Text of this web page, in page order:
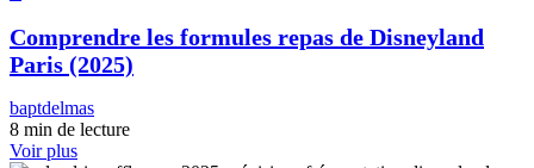
Comprendre les formules repas de Disneyland
Paris (2025)
baptdelmas
8 min de lecture
Voir plus